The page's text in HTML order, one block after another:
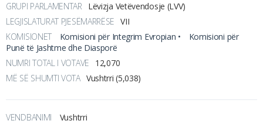
GRUPI PARLAMENTAR
Lëvizja Vetëvendosje (LVV)
LEGJISLATURAT PJESËMARRËSE VII
KOMISIONET
Komisioni për Integrim Evropian •
Komisioni për
Punë të Jashtme dhe Diasporë
NUMRI TOTAL I VOTAVE
12,070
MË SË SHUMTI VOTA Vushtrri (5,038)
VENDBANIMI
Vushtrri